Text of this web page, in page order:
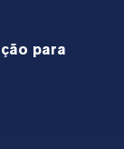
para